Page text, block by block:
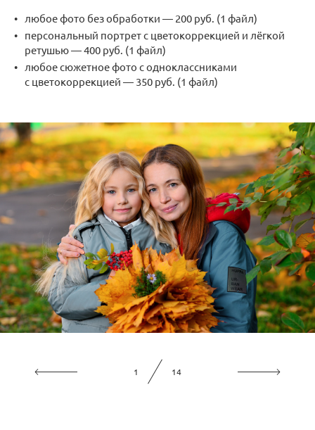
любое фото без обработки — 200 руб. (1 файл)
персональный портрет с цветокоррекцией и лёгкой
ретушью — 400 руб. (1 файл)
любое сюжетное фото с одноклассниками
с цветокоррекцией — 350 руб. (1 файл)
1 14